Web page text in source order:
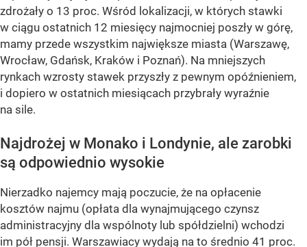
zdrożały o 13 proc. Wśród lokalizacji, w których stawki
w ciągu ostatnich 12 miesięcy najmocniej poszły w górę,
mamy przede wszystkim największe miasta (Warszawę,
Wrocław, Gdańsk, Kraków i Poznań). Na mniejszych
rynkach wzrosty stawek przyszły z pewnym opóźnieniem,
i dopiero w ostatnich miesiącach przybrały wyraźnie
na sile.
Najdrożej w Monako i Londynie, ale zarobki
są odpowiednio wysokie
Nierzadko najemcy mają poczucie, że na opłacenie
kosztów najmu (opłata dla wynajmującego czynsz
administracyjny dla wspólnoty lub spółdzielni) wchodzi
im pół pensji. Warszawiacy wydają na to średnio 41 proc.